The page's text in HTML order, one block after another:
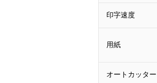
印字速度
用紙
オートカッター